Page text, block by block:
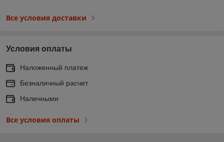
Все условия доставки
Условия оплаты
Наложенный платеж
Безналичный расчет
Наличными
Все условия оплаты